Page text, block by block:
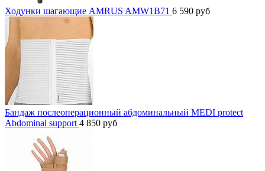
Ходунки шагающие AMRUS AMW1B71 6 590 руб
Бандаж послеоперационный абдоминальный MEDI protect
Abdominal support 4 850 руб